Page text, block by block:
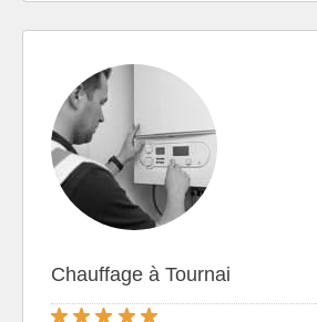
Chauffage à Tournai